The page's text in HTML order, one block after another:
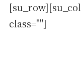
class=""]